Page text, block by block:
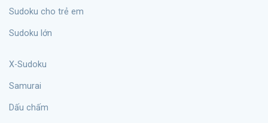
Sudoku cho trẻ em
Sudoku lớn
X-Sudoku
Samurai
Dấu chấm